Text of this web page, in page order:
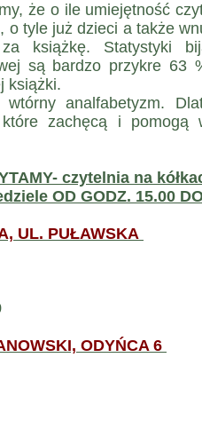
że o ile umiejętność
o tyle już dzieci a także
za książkę. Statystyki
są bardzo przykre 63
książki.
wtórny analfabetyzm.
zachęcą i pomogą
czytelnia na
OD GODZ. 15.00
UL. PUŁAWSKA
ODYŃCA 6